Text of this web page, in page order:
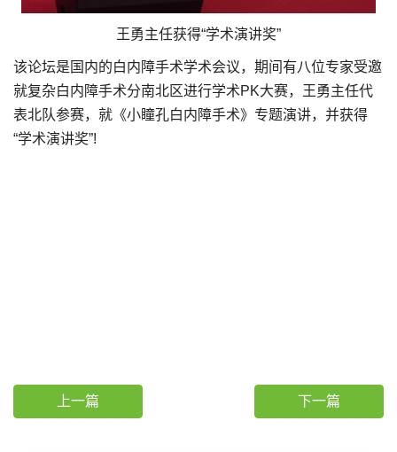
王勇主任获得“学术演讲奖”
该论坛是国内的白内障手术学术会议，期间有八位专家受邀
就复杂白内障手术分南北区进行学术PK大赛，王勇主任代
表北队参赛，就《小瞳孔白内障手术》专题演讲，并获得
“学术演讲奖”!
上一篇 下一篇